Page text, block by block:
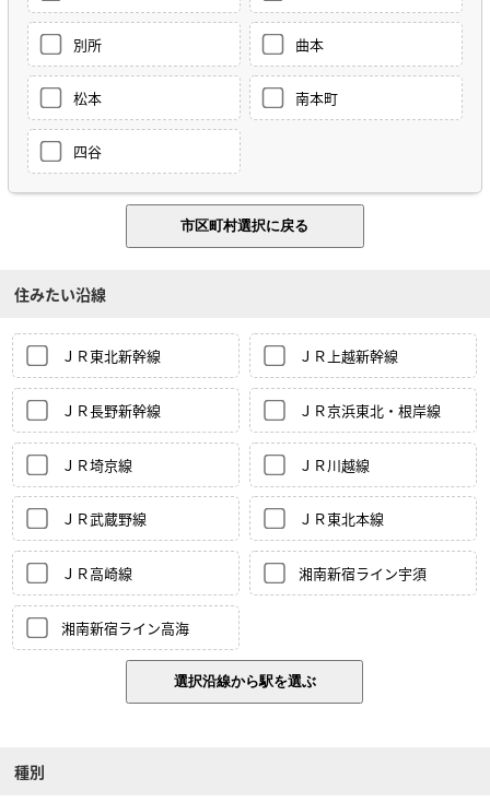
別所 曲本
松本 南本町
四谷
住みたい沿線
ＪＲ東北新幹線 ＪＲ上越新幹線
ＪＲ長野新幹線 ＪＲ京浜東北・根岸線
ＪＲ埼京線 ＪＲ川越線
ＪＲ武蔵野線 ＪＲ東北本線
ＪＲ高崎線 湘南新宿ライン宇須
湘南新宿ライン高海
種別